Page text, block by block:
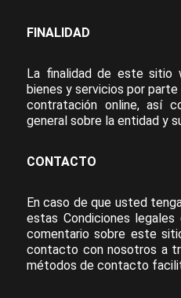
FINALIDAD
La finalidad de este sitio
bienes y servicios por
contratación online, así
general sobre la entidad y
CONTACTO
En caso de que usted
estas Condiciones legales
comentario sobre este
contacto con nosotros a
métodos de contacto